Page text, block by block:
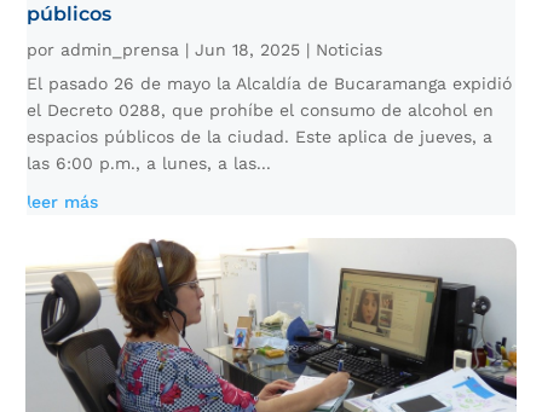
públicos
por admin_prensa |Jun 18, 2025 | Noticias
El pasado 26 de mayo la Alcaldía de Bucaramanga expidió
el Decreto 0288, que prohíbe el consumo de alcohol en
espacios públicos de la ciudad. Este aplica de jueves, a
las 6:00 p.m., a lunes, a las...
leer más